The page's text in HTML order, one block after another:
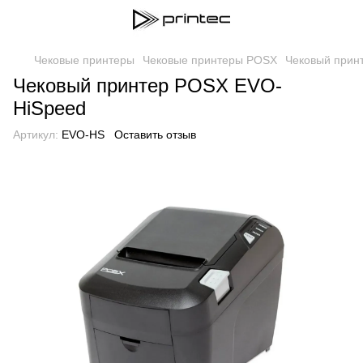
Чековые принтеры Чековые принтеры POSX Чековый
Чековый принтер POSX EVO-
HiSpeed
Артикул: EVO-HS Оставить отзыв